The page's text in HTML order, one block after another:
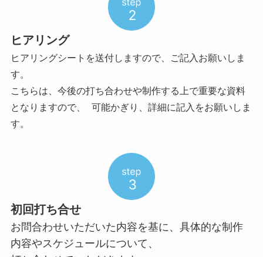
ヒアリング
ヒアリングシートを送付しますので、ご記入お願いしま
す。
こちらは、今後の打ち合わせや制作する上で重要な資料
となりますので、 可能かぎり、詳細に記入をお願いしま
す。
初回打ち合せ
お問合わせいただいた内容を基に、具体的な制作
内容やスケジュールについて、